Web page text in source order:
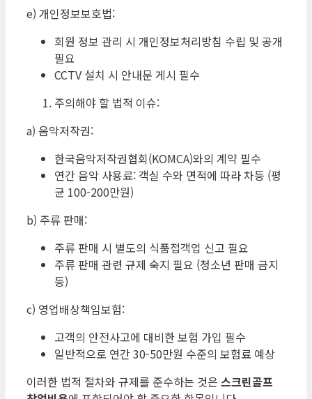
e) 개인정보보호법:
회원 정보 관리 시 개인정보처리방침 수립 및 공개
필요
CCTV 설치 시 안내문 게시 필수
주의해야 할 법적 이슈:
a) 음악저작권:
한국음악저작권협회(KOMCA)와의 계약 필수
연간 음악 사용료: 객실 수와 면적에 따라 차등 (평
균 100-200만원)
b) 주류 판매:
주류 판매 시 별도의 식품접객업 신고 필요
주류 판매 관련 규제 숙지 필요 (청소년 판매 금지
등)
c) 영업배상책임보험:
고객의 안전사고에 대비한 보험 가입 필수
일반적으로 연간 30-50만원 수준의 보험료 예상
이러한 법적 절차와 규제를 준수하는 것은 스크린골프